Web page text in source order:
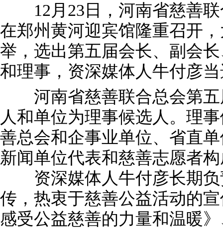
12月23日，河南省慈善联
在郑州黄河迎宾馆隆重召开
举，选出第五届会长、副会
和理事，资深媒体人牛付彦
河南省慈善联合总会第五
人和单位为理事候选人。理
善总会和企事业单位、省直
新闻单位代表和慈善志愿者
资深媒体人牛付彦长期负
传，热衷于慈善公益活动的
感受公益慈善的力量和温暖